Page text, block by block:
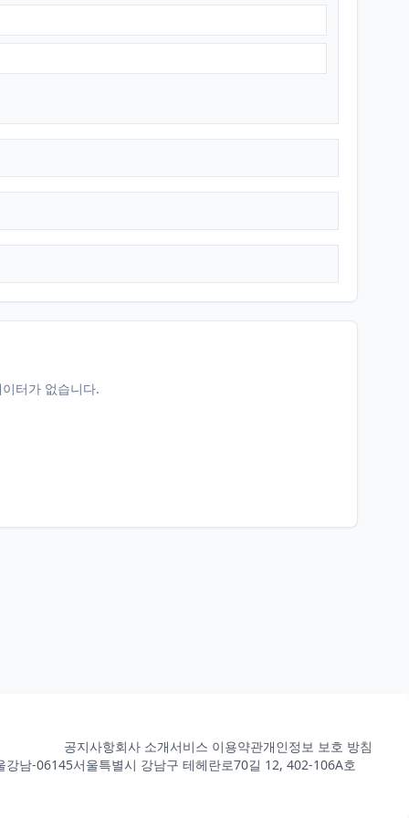
터가 없습니다.
공지사항회사 소개서비스 이용약관개인정보 보호 방침
강남-06145서울특별시 강남구 테헤란로70길 12, 402-106A호